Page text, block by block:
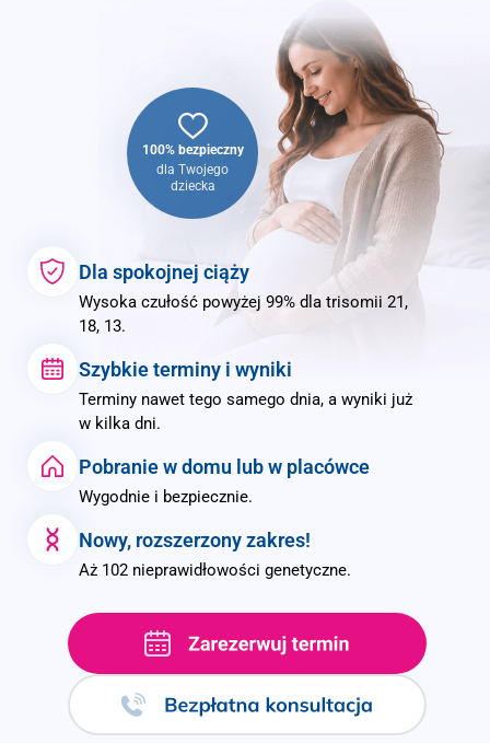
100% bezpieczny
dla Twojego
dziecka
Dla spokojnej ciąży
Wysoka czułość powyżej 99% dla trisomii 21,
18, 13.
Szybkie terminy i wyniki
Terminy nawet tego samego dnia, a wyniki już
w kilka dni.
Pobranie w domu lub w placówce
Wygodnie i bezpiecznie.
Nowy, rozszerzony zakres!
Aż 102 nieprawidłowości genetyczne.